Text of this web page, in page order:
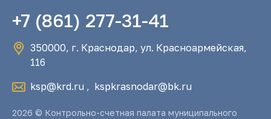
+7 (861) 277-31-41
350000, г. Краснодар, ул. Красноармейская,
116
ksp@krd.ru , kspkrasnodar@bk.ru
2026 © Контрольно-счетная палата муниципального